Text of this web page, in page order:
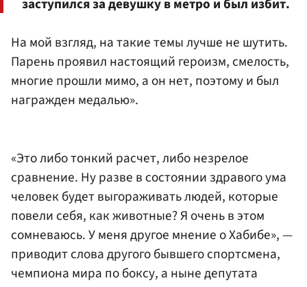
заступился за девушку в метро и был избит.
На мой взгляд, на такие темы лучше не шутить.
Парень проявил настоящий героизм, смелость,
многие прошли мимо, а он нет, поэтому и был
награжден медалью».
«Это либо тонкий расчет, либо незрелое
сравнение. Ну разве в состоянии здравого ума
человек будет выгораживать людей, которые
повели себя, как животные? Я очень в этом
сомневаюсь. У меня другое мнение о Хабибе», —
приводит слова другого бывшего спортсмена,
чемпиона мира по боксу, а ныне депутата